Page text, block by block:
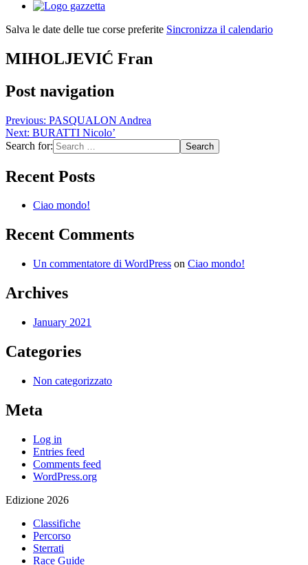
Salva le date delle tue corse preferite Sincronizza il calendario
MIHOLJEVIĆ Fran
Post navigation
Previous: PASQUALON Andrea
Next: BURATTI Nicolo’
Search for:
Recent Posts
Ciao mondo!
Recent Comments
Un commentatore di WordPress on Ciao mondo!
Archives
January 2021
Categories
Non categorizzato
Meta
Log in
Entries feed
Comments feed
WordPress.org
Edizione 2026
Classifiche
Percorso
Sterrati
Race Guide